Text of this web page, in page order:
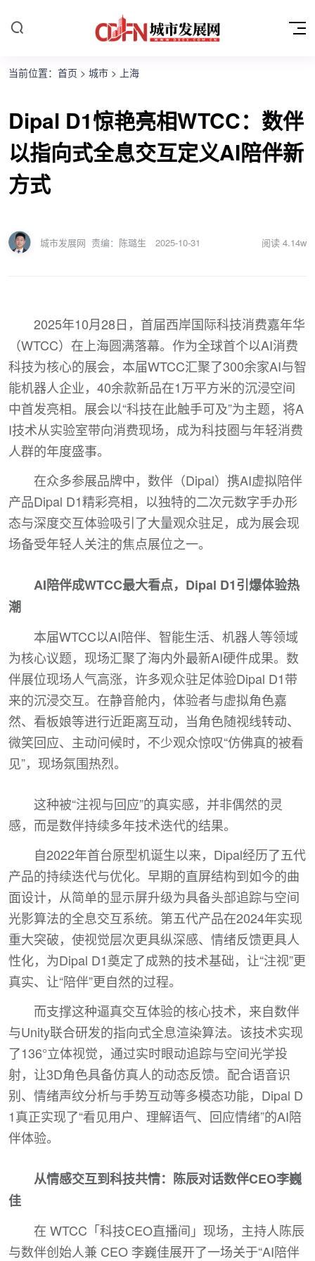
当前位置： 首页 > 城市 > 上海
Dipal D1惊艳亮相WTCC：数伴
以指向式全息交互定义AI陪伴新
方式
城市发展网 责编：陈璐生 2025-10-31 阅读 4.14w
2025年10月28日，首届西岸国际科技消费嘉年华
（WTCC）在上海圆满落幕。作为全球首个以AI消费
科技为核心的展会，本届WTCC汇聚了300余家AI与智
能机器人企业，40余款新品在1万平方米的沉浸空间
中首发亮相。展会以“科技在此触手可及”为主题，将A
I技术从实验室带向消费现场，成为科技圈与年轻消费
人群的年度盛事。
在众多参展品牌中，数伴（Dipal）携AI虚拟陪伴
产品Dipal D1精彩亮相，以独特的二次元数字手办形
态与深度交互体验吸引了大量观众驻足，成为展会现
场备受年轻人关注的焦点展位之一。
AI陪伴成WTCC最大看点，Dipal D1引爆体验热
潮
本届WTCC以AI陪伴、智能生活、机器人等领域
为核心议题，现场汇聚了海内外最新AI硬件成果。数
伴展位现场人气高涨，许多观众驻足体验Dipal D1带
来的沉浸交互。在静音舱内，体验者与虚拟角色嘉
然、看板娘等进行近距离互动，当角色随视线转动、
微笑回应、主动问候时，不少观众惊叹“仿佛真的被看
见”，现场氛围热烈。
这种被“注视与回应”的真实感，并非偶然的灵
感，而是数伴持续多年技术迭代的结果。
自2022年首台原型机诞生以来，Dipal经历了五代
产品的持续迭代与优化。早期的直屏结构到如今的曲
面设计，从简单的显示屏升级为具备头部追踪与空间
光影算法的全息交互系统。第五代产品在2024年实现
重大突破，使视觉层次更具纵深感、情绪反馈更具人
性化，为Dipal D1奠定了成熟的技术基础，让“注视”更
真实、让“陪伴”更自然的过程。
而支撑这种逼真交互体验的核心技术，来自数伴
与Unity联合研发的指向式全息渲染算法。该技术实现
了136°立体视觉，通过实时眼动追踪与空间光学投
射，让3D角色具备仿真人的动态反馈。配合语音识
别、情绪声纹分析与手势互动等多模态功能，Dipal D
1真正实现了“看见用户、理解语气、回应情绪”的AI陪
伴体验。
从情感交互到科技共情：陈辰对话数伴CEO李巍
佳
在 WTCC「科技CEO直播间」现场，主持人陈辰
与数伴创始人兼 CEO 李巍佳展开了一场关于“AI陪伴